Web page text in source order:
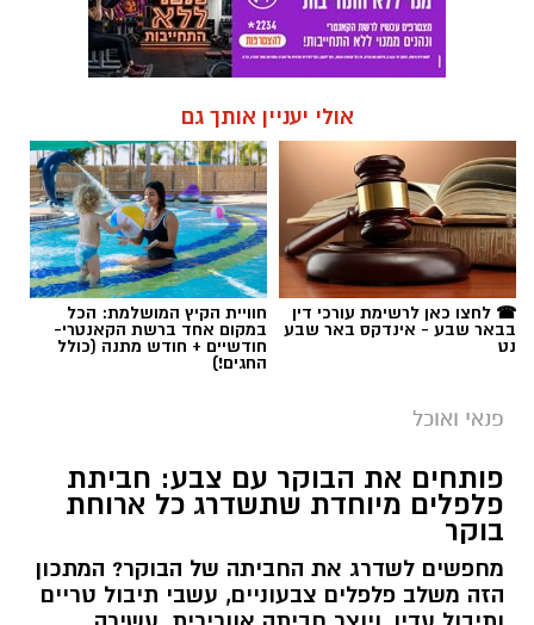
אולי יעניין אותך גם
☎ לחצו כאן לרשימת עורכי דין
בבאר שבע - אינדקס באר שבע
נט
חוויית הקיץ המושלמת: הכל
במקום אחד ברשת הקאנטרי-
חודשיים + חודש מתנה (כולל
החגים!)
פנאי ואוכל
פותחים את הבוקר עם צבע: חביתת
פלפלים מיוחדת שתשדרג כל ארוחת
בוקר
מחפשים לשדרג את החביתה של הבוקר? המתכון
הזה משלב פלפלים צבעוניים, עשבי תיבול טריים